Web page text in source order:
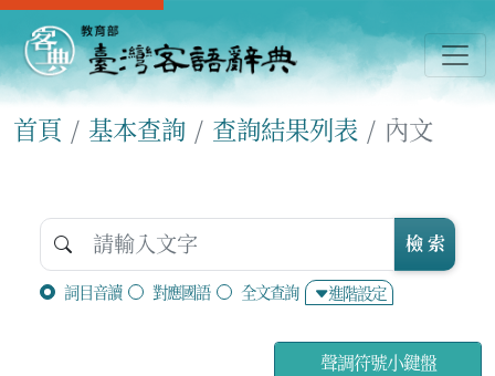
首頁 基本查詢 查詢結果列表 內文
詞目音讀 對應國語 全文查詢 進階設定
檢 索
聲調符號小鍵盤